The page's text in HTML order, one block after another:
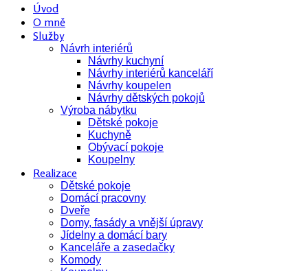
Úvod
O mně
Služby
Návrh interiérů
Návrhy kuchyní
Návrhy interiérů kanceláří
Návrhy koupelen
Návrhy dětských pokojů
Výroba nábytku
Dětské pokoje
Kuchyně
Obývací pokoje
Koupelny
Realizace
Dětské pokoje
Domácí pracovny
Dveře
Domy, fasády a vnější úpravy
Jídelny a domácí bary
Kanceláře a zasedačky
Komody